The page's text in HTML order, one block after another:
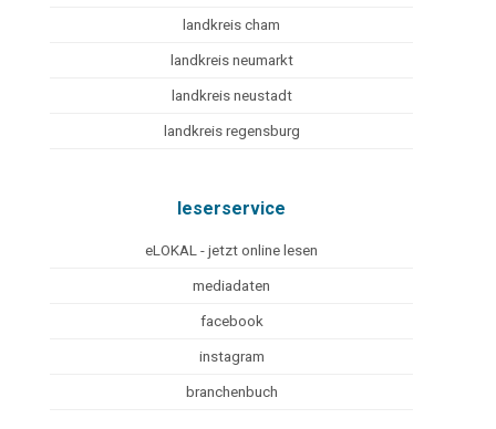
landkreis cham
landkreis neumarkt
landkreis neustadt
landkreis regensburg
leserservice
eLOKAL - jetzt online lesen
mediadaten
facebook
instagram
branchenbuch